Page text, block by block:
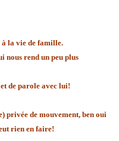
la vie de famille.
nous rend un peu plus
de parole avec lui!
privée de mouvement, ben oui
rien en faire!